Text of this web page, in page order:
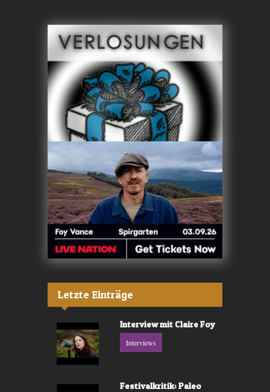
Letzte Einträge
Interview mit Claire Foy
Interviews
Festivalkritik: Paleo